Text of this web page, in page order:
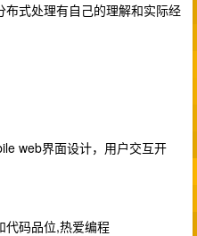
式处理有自己的理解和实际经
web界面设计，用户交互开
代码品位,热爱编程